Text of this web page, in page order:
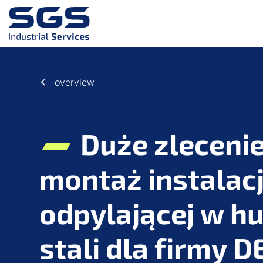
overview
Duże
montaż
odpylającej w
stali dla firmy